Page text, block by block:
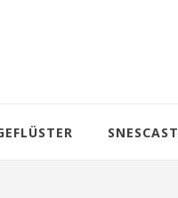
SNESCAST